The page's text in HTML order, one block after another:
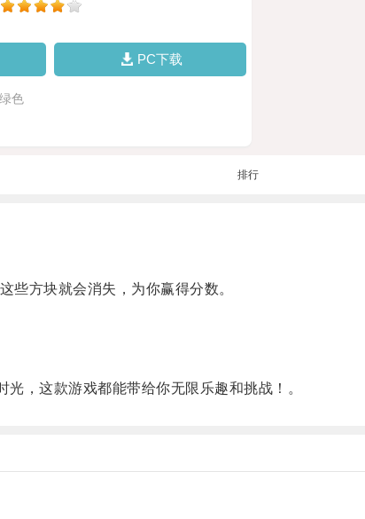
PC下载
色
排行
方块就会消失，为你赢得分数。
，这款游戏都能带给你无限乐趣和挑战！。